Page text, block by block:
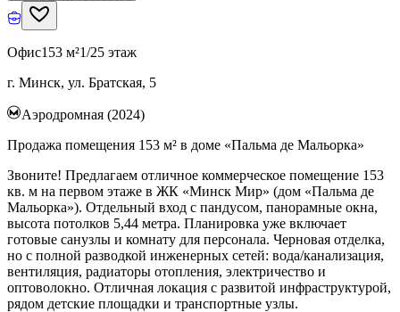
Офис153 м²1/25 этаж
г. Минск, ул. Братская, 5
Аэродромная (2024)
Продажа помещения 153 м² в доме «Пальма де Мальорка»
Звоните! Предлагаем отличное коммерческое помещение 153
кв. м на первом этаже в ЖК «Минск Мир» (дом «Пальма де
Мальорка»). Отдельный вход с пандусом, панорамные окна,
высота потолков 5,44 метра. Планировка уже включает
готовые санузлы и комнату для персонала. Черновая отделка,
но с полной разводкой инженерных сетей: вода/канализация,
вентиляция, радиаторы отопления, электричество и
оптоволокно. Отличная локация с развитой инфраструктурой,
рядом детские площадки и транспортные узлы.